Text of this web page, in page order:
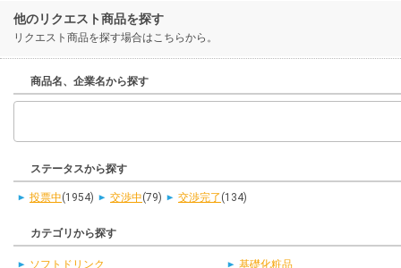
他のリクエスト商品を探す
リクエスト商品を探す場合はこちらから。
商品名、企業名から探す
ステータスから探す
投票中(1954) 交渉中(79) 交渉完了 (134)
カテゴリから探す
ソフトドリンク
基礎化粧品